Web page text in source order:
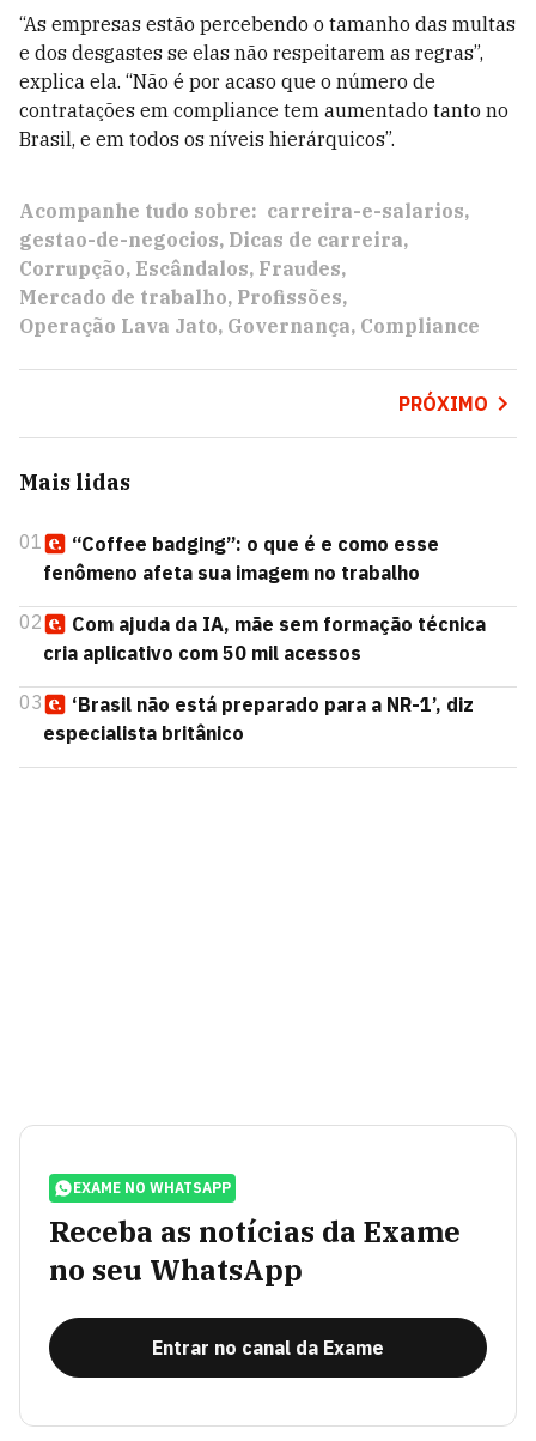
“As empresas estão percebendo o tamanho das multas
e dos desgastes se elas não respeitarem as regras”,
explica ela. “Não é por acaso que o número de
contratações em compliance tem aumentado tanto no
Brasil, e em todos os níveis hierárquicos”.
Acompanhe tudo sobre: carreira-e-salarios
gestao-de-negocios Dicas de carreira
Corrupção Escândalos Fraudes
Mercado de trabalho Profissões
Operação Lava Jato Governança Compliance
PRÓXIMO
Mais lidas
01
“Coffee badging”: o que é e como esse
fenômeno afeta sua imagem no trabalho
02
Com ajuda da IA, mãe sem formação técnica
cria aplicativo com 50 mil acessos
03
‘Brasil não está preparado para a NR-1’, diz
especialista britânico
EXAME NO WHATSAPP
Receba as notícias da Exame
no seu WhatsApp
Entrar no canal da Exame